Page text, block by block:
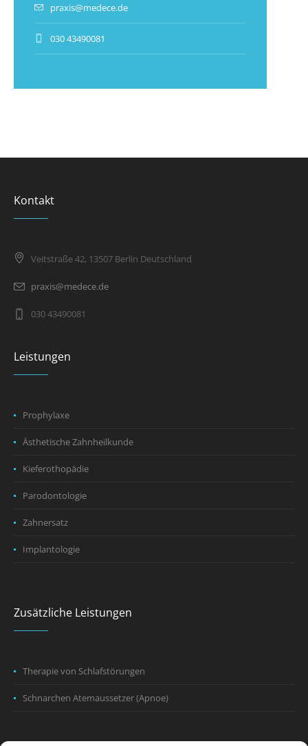
praxis@medece.de
030 43490081
Kontakt
Veitstraße 42, 13507 Berlin Deutschland
praxis@medece.de
030 43490081
Leistungen
Prophylaxe
Ästhetische Zahnheilkunde
Kieferothopädie
Parodontologie
Zahnersatz
Implantologie
Zusätzliche Leistungen
Therapie von Schlafstörungen
Schnarchen Atemaussetzer (Apnoe)